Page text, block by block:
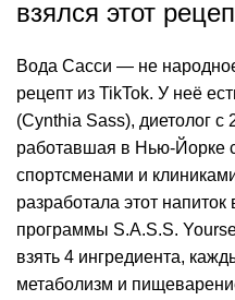
взялся этот
Вода Сасси — не
рецепт из TikTok. У неё
(Cynthia Sass), диетолог с
работавшая в Нью-Йорке
спортсменами и
разработала этот напиток
программы S.A.S.S.
взять 4 ингредиента,
метаболизм и